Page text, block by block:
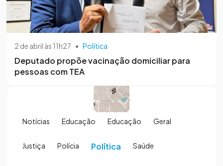
2 de abril às 11h27 • Política
Deputado propõe vacinação domiciliar para
pessoas com TEA
Notícias Educação Educação Geral
Justiça Polícia Política Saúde